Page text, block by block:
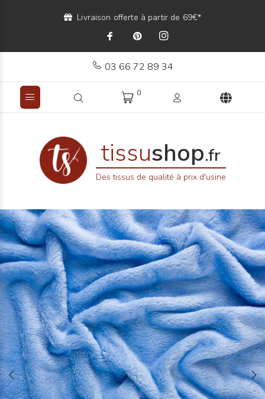
Livraison offerte à partir de 69€*
03 66 72 89 34
0
tissushop.fr
Des tissus de qualité à prix d'usine